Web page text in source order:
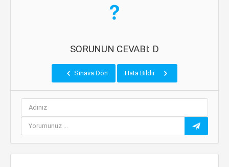
SORUNUN CEVABI: D
Sınava Dön Hata Bildir